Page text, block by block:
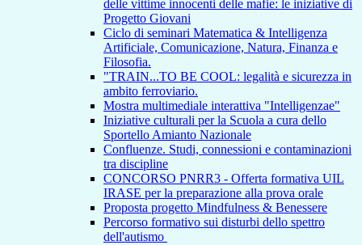
delle vittime innocenti delle mafie: le iniziative di
Progetto Giovani
Ciclo di seminari Matematica & Intelligenza
Artificiale, Comunicazione, Natura, Finanza e
Filosofia.
"TRAIN...TO BE COOL: legalità e sicurezza in
ambito ferroviario.
Mostra multimediale interattiva "Intelligenzae"
Iniziative culturali per la Scuola a cura dello
Sportello Amianto Nazionale
Confluenze. Studi, connessioni e contaminazioni
tra discipline
CONCORSO PNRR3 - Offerta formativa UIL
IRASE per la preparazione alla prova orale
Proposta progetto Mindfulness & Benessere
Percorso formativo sui disturbi dello spettro
dell'autismo